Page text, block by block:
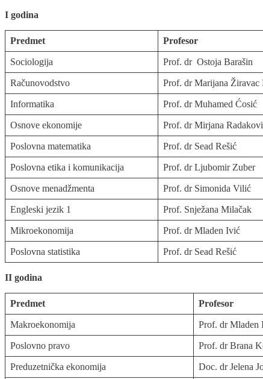
I godina
Predmet Profesor
Sociologija Prof. dr Ostoja Barašin
Računovodstvo Prof. dr Marijana Žiravac
Informatika Prof. dr Muhamed Ćosić
Osnove ekonomije Prof. dr Mirjana
Poslovna matematika Prof. dr Sead Rešić
Poslovna etika i komunikacija Prof. dr Ljubomir Zuber
Osnove menadžmenta Prof. dr Simonida Vilić
Engleski jezik 1 Prof. Snježana Milačak
Mikroekonomija Prof. dr Mladen Ivić
Poslovna statistika Prof. dr Sead Rešić
II godina
Predmet Profesor
Makroekonomija Prof. dr Mladen
Poslovno pravo Prof. dr Brana
Preduzetnička ekonomija Doc. dr Jelena